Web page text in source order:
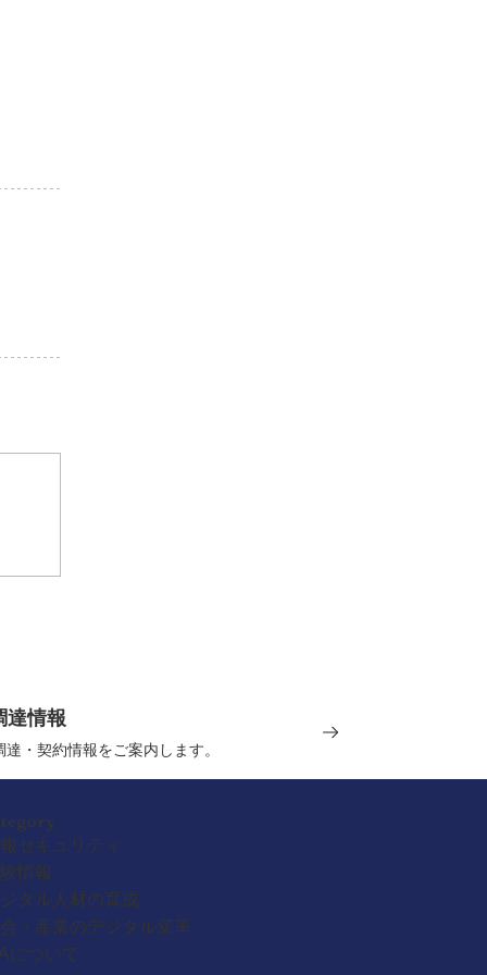
達情報
達・契約情報をご案内します。
セキュリティ
情報
タル人材の育成
・産業のデジタル変革
について